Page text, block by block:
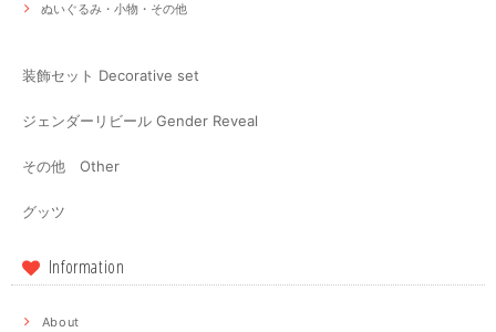
ぬいぐるみ・小物・その他
装飾セット Decorative set
ジェンダーリビール Gender Reveal
その他 Other
グッツ
Information
About